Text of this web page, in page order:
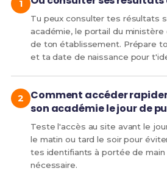
Tu peux consulter tes résultats
académie, le portail du
de ton établissement. Prépare
et ta date de naissance pour
Comment accéder
son académie le jour de
Teste l'accès au site avant le
le matin ou tard le soir pour
tes identifiants à portée de main
nécessaire.